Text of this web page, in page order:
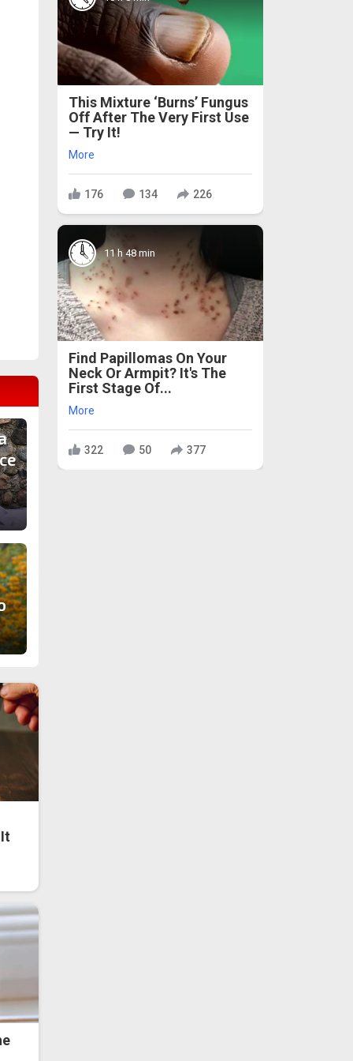
This Mixture ‘Burns’ Fungus
Off After The Very First Use
— Try It!
More
176 134 226
11 h 48 min
Find Papillomas On Your
Neck Or Armpit? It's The
First Stage Of...
More
322 50 377